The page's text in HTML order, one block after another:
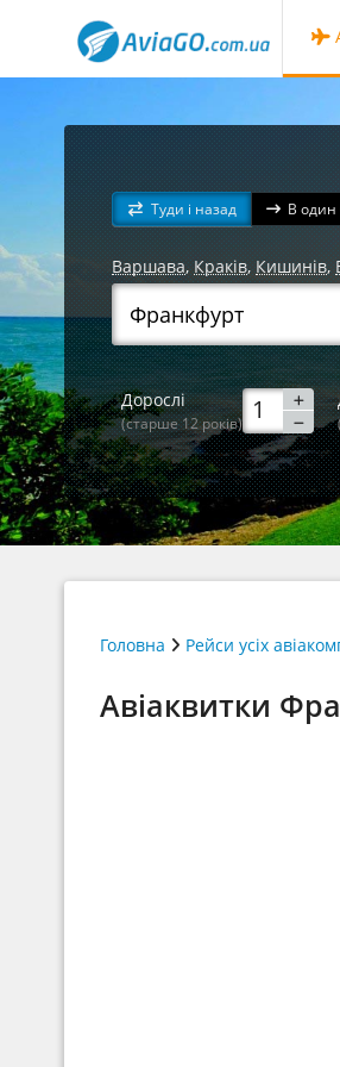
Туди і назад В один
Варшава,Краків, Кишинів,
Дорослі
(старше 12 років)
Головна Рейси усіх
Авіаквитки